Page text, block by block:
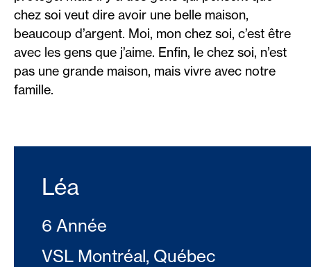
chez soi veut dire avoir une belle maison,
beaucoup d’argent. Moi, mon chez soi, c’est être
avec les gens que j’aime. Enfin, le chez soi, n’est
pas une grande maison, mais vivre avec notre
famille.
Léa
6 Année
VSL Montréal, Québec